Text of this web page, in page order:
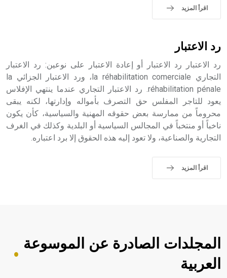
اقرأ المزيد
رد الاعتبار
رد الاعتبار رد الاعتبار أو إعادة الاعتبار على نوعين: رد الاعتبار
التجاري la réhabilitation comerciale، ورد الاعتبار الجزائي la
réhabilitation pénale. رد الاعتبار التجاري عندما ينتهي الإفلاس
يعود للتاجر المفلس حق التصرف بأمواله وإدارتها، لكنه يبقى
محروماً من ممارسة بعض حقوقه المهنية والسياسية، كأن يكون
ناخباً أو منتخباً في المجالس السياسية أو البلدية وكذلك في الغرف
التجارية والصناعية، ولا تعود إليه هذه الحقوق إلا برد اعتباره.
اقرأ المزيد
المجلدات الصادرة عن الموسوعة
العربية